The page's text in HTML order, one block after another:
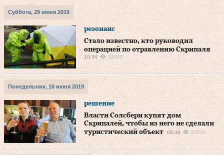
Суббота, 29 июня 2019
резонанс
Стало известно, кто руководил
операцией по отравлению Скрипаля
10:34 14300
Понедельник, 10 июня 2019
решение
Власти Солсбери купят дом
Скрипалей, чтобы из него не сделали
туристический объект
08:48 22532